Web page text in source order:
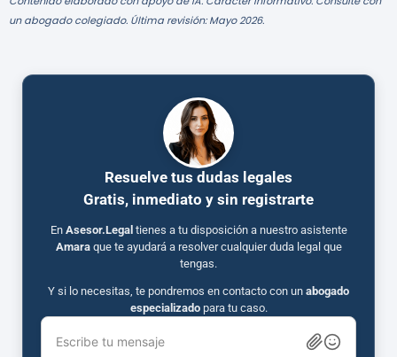
un abogado colegiado. Última revisión: Mayo 2026.
Resuelve tus dudas legales
Gratis, inmediato y sin registrarte
En Asesor.Legal tienes a tu disposición a nuestro asistente
Amaraque te ayudará a resolver cualquier duda legal que
tengas.
Y si lo necesitas, te pondremos en contacto con un abogado
especializadopara tu caso.
Escribe tu mensaje